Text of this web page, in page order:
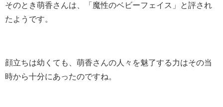
そのとき萌香さんは、「魔性のベビーフェイス」と評され
たようです。
顔立ちは幼くても、萌香さんの人々を魅了する力はその当
時から十分にあったのですね。